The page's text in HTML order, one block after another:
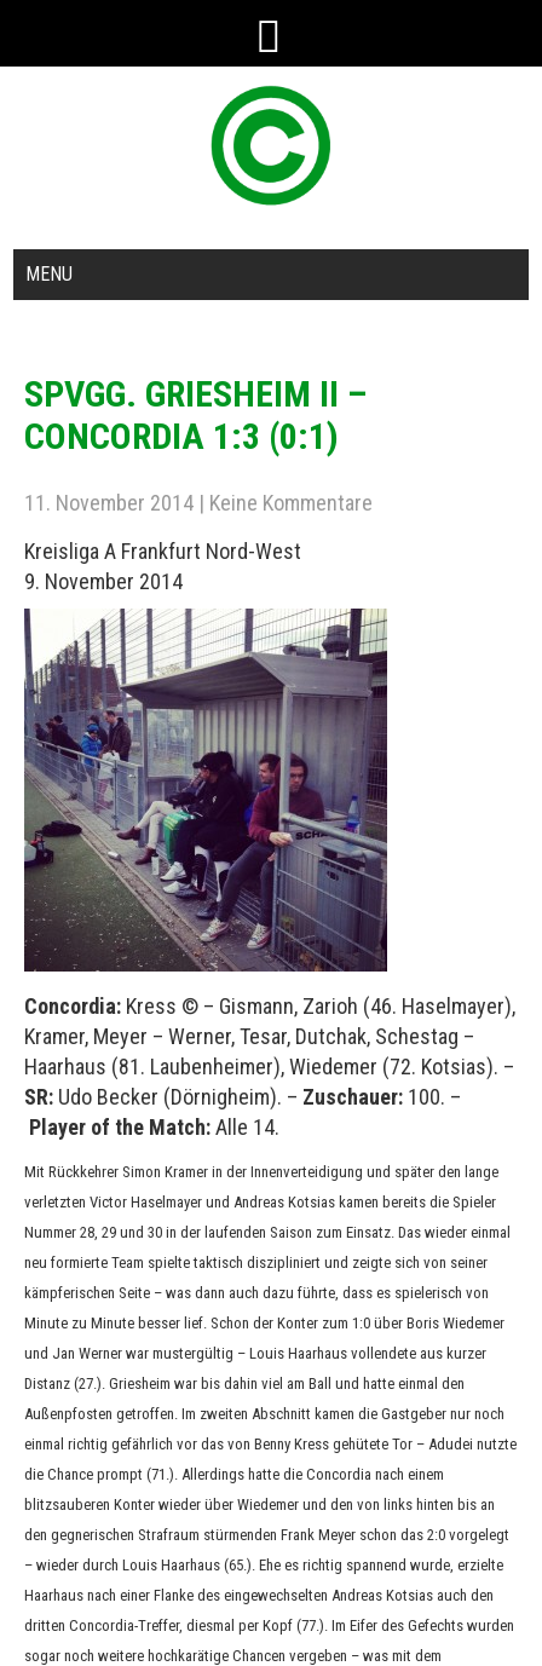
MENU
SPVGG. GRIESHEIM II –
CONCORDIA 1:3 (0:1)
11. November 2014 | Keine Kommentare
Kreisliga A Frankfurt Nord-West
9. November 2014
Concordia: Kress © – Gismann, Zarioh (46. Haselmayer),
Kramer, Meyer – Werner, Tesar, Dutchak, Schestag –
Haarhaus (81. Laubenheimer), Wiedemer (72. Kotsias). –
SR: Udo Becker (Dörnigheim). – Zuschauer: 100. –
Player of the Match:Alle 14.
Mit Rückkehrer Simon Kramer in der Innenverteidigung und später den lange
verletzten Victor Haselmayer und Andreas Kotsias kamen bereits die Spieler
Nummer 28, 29 und 30 in der laufenden Saison zum Einsatz. Das wieder einmal
neu formierte Team spielte taktisch diszipliniert und zeigte sich von seiner
kämpferischen Seite – was dann auch dazu führte, dass es spielerisch von
Minute zu Minute besser lief. Schon der Konter zum 1:0 über Boris Wiedemer
und Jan Werner war mustergültig – Louis Haarhaus vollendete aus kurzer
Distanz (27.). Griesheim war bis dahin viel am Ball und hatte einmal den
Außenpfosten getroffen. Im zweiten Abschnitt kamen die Gastgeber nur noch
einmal richtig gefährlich vor das von Benny Kress gehütete Tor – Adudei nutzte
die Chance prompt (71.). Allerdings hatte die Concordia nach einem
blitzsauberen Konter wieder über Wiedemer und den von links hinten bis an
den gegnerischen Strafraum stürmenden Frank Meyer schon das 2:0 vorgelegt
– wieder durch Louis Haarhaus (65.). Ehe es richtig spannend wurde, erzielte
Haarhaus nach einer Flanke des eingewechselten Andreas Kotsias auch den
dritten Concordia-Treffer, diesmal per Kopf (77.). Im Eifer des Gefechts wurden
sogar noch weitere hochkarätige Chancen vergeben – was mit dem